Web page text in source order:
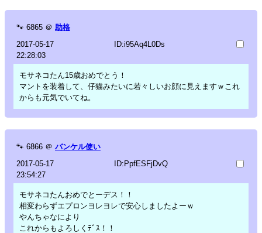
🐾 6865 ＠ 助格
2017-05-17
22:28:03
ID:i95Aq4L0Ds
モサネコたん15歳おめでとう！
マントを装着して、仔猫みたいに若々しいお顔に見えますｗこれ
からも元気でいてね。
🐾 6866 ＠ バンケル使い
2017-05-17
23:54:27
ID:PpfESFjDvQ
モサネコたんおめでとーデス！！
相変わらずエプロンヨレヨレで安心しましたよーｗ
やんちゃなにより
これからもよろしくﾃﾞｽ！！